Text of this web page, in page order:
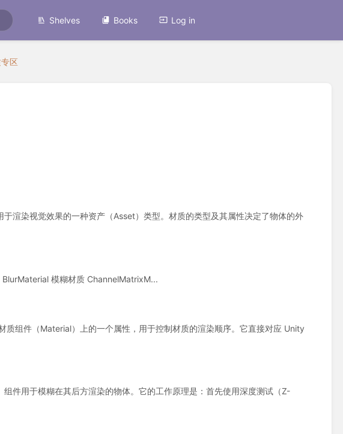
Shelves Books Log in
区
渲染视觉效果的一种资产（Asset）类型。材质的类型及其属性决定了物体的外
模糊材质 ChannelMatrixM...
组件（Material）上的一个属性，用于控制材质的渲染顺序。它直接对应 Unity
件用于模糊在其后方渲染的物体。它的工作原理是：首先使用深度测试（Z-